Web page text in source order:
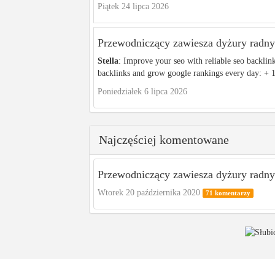
Piątek 24 lipca 2026
Przewodniczący zawiesza dyżury
Stella: Improve your seo with reliable seo
backlinks and grow google rankings every day: +
Poniedziałek 6 lipca 2026
Najczęściej komentowane
Przewodniczący zawiesza dyżury
Wtorek 20 października 2020 71 komentarzy